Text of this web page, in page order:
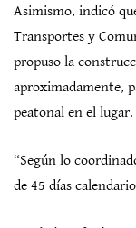
Asimismo, indicó
Transportes y
propuso la
aproximadamente,
peatonal en el lugar.
“Según lo
de 45 días